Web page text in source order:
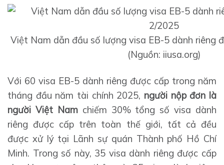
Việt Nam dẫn đầu số lượng visa EB-5 dành riêng
(Nguồn: iiusa.org)
Với 60 visa EB-5 dành riêng được cấp trong năm
tháng đầu năm tài chính 2025, người nộp đơn là
người Việt Namchiếm 30% tổng số visa dành
riêng được cấp trên toàn thế giới, tất cả đều
được xử lý tại Lãnh sự quán Thành phố Hồ Chí
Minh. Trong số này, 35 visa dành riêng được cấp